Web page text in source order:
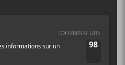
Innu,
Sami